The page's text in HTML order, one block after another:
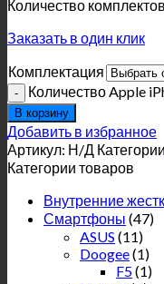
Количество
Заказать в один клик
Комплектация
Количество Apple
В корзину
Добавить в избранное
Артикул: Н/Д
Категории товаров
Внутренние
Смартфоны (47)
ASUS (11)
Doogee(1)
F5(1)